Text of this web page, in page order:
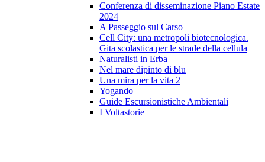
Conferenza di disseminazione Piano Estate
2024
A Passeggio sul Carso
Cell City: una metropoli biotecnologica.
Gita scolastica per le strade della cellula
Naturalisti in Erba
Nel mare dipinto di blu
Una mira per la vita 2
Yogando
Guide Escursionistiche Ambientali
I Voltastorie